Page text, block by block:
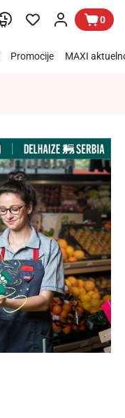
0
Promocije MAXI